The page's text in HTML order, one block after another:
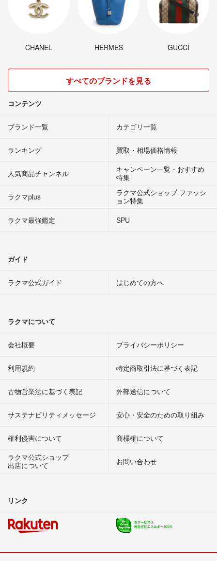
CHANEL HERMES GUCCI
すべてのブランドを見る
コンテンツ
ブランド一覧 カテゴリ一覧
ランキング 買取・相場価格情報
人気商品チャンネル
キャンペーン一覧・おすすめ
特集
ラクマplus
ラクマ公式ショップ ファッシ
ョン特集
ラクマ最強鑑定
SPU
ガイド
ラクマ公式ガイド はじめての方へ
ラクマについて
会社概要 プライバシーポリシー
利用規約 特定商取引法に基づく表記
古物営業法に基づく表記 外部送信について
サステナビリティメッセージ 安心・安全のための取り組み
権利侵害について
商標権について
ラクマ公式ショップ
出店について
お問い合わせ
リンク